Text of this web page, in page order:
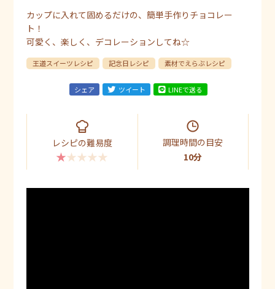
カップに入れて固めるだけの、簡単手作りチョコレー
ト！
可愛く、楽しく、デコレーションしてね☆
王道スイーツレシピ 記念日レシピ 素材でえらぶレシピ
シェア ツイート LINEで送る
レシピの難易度
★★★★★
調理時間の目安
10分